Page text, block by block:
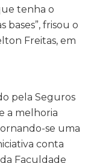
tenha o
bases”, frisou o
Freitas, em
pela Seguros
a melhoria
se uma
conta
Faculdade